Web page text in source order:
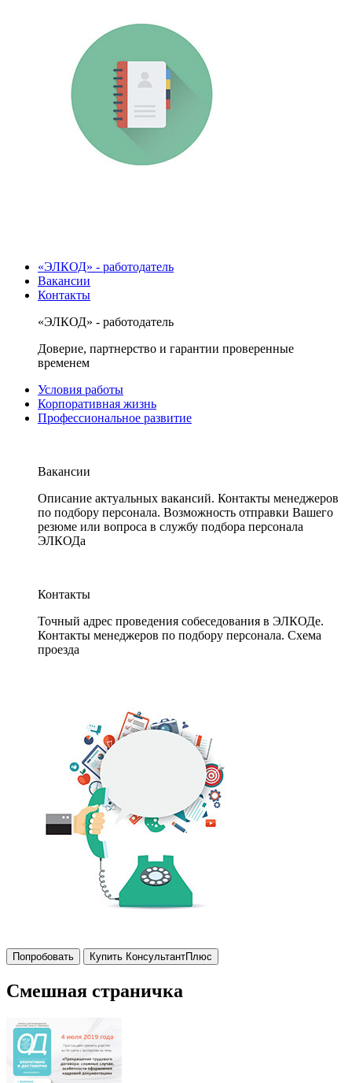
«ЭЛКОД» - работодатель
Вакансии
Контакты
«ЭЛКОД» - работодатель
Доверие, партнерство и гарантии проверенные
временем
Условия работы
Корпоративная жизнь
Профессиональное развитие
Вакансии
Описание актуальных вакансий. Контакты менеджеров
по подбору персонала. Возможность отправки Вашего
резюме или вопроса в службу подбора персонала
ЭЛКОДа
Контакты
Точный адрес проведения собеседования в ЭЛКОДе.
Контакты менеджеров по подбору персонала. Схема
проезда
Попробовать Купить КонсультантПлюс
Смешная страничка